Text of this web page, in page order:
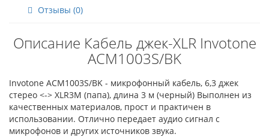
Отзывы (0)
Описание Кабель джек-XLR Invotone
ACM1003S/BK
Invotone ACM1003S/BK - микрофонный кабель, 6,3 джек
стерео <-> XLR3M (папа), длина 3 м (черный) Выполнен из
качественных материалов, прост и практичен в
использовании. Отлично передает аудио сигнал с
микрофонов и других источников звука.